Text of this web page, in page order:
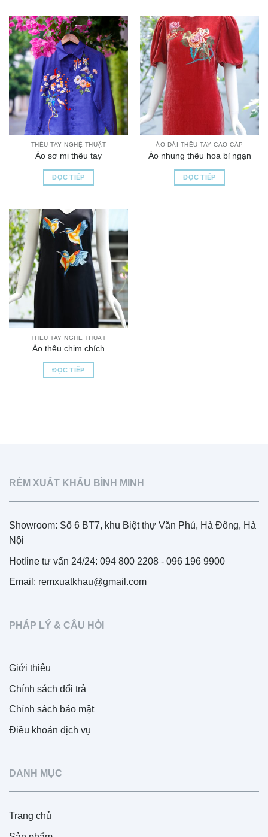
THÊU TAY NGHỆ THUẬT
Áo sơ mi thêu tay
ĐỌC TIẾP
ÁO DÀI THÊU TAY CAO CẤP
Áo nhung thêu hoa bỉ ngạn
ĐỌC TIẾP
THÊU TAY NGHỆ THUẬT
Áo thêu chim chích
ĐỌC TIẾP
RÈM XUẤT KHẨU BÌNH MINH
Showroom: Số 6 BT7, khu Biệt thự Văn Phú, Hà Đông, Hà
Nội
Hotline tư vấn 24/24: 094 800 2208 - 096 196 9900
Email: remxuatkhau@gmail.com
PHÁP LÝ & CÂU HỎI
Giới thiệu
Chính sách đổi trả
Chính sách bảo mật
Điều khoản dịch vụ
DANH MỤC
Trang chủ